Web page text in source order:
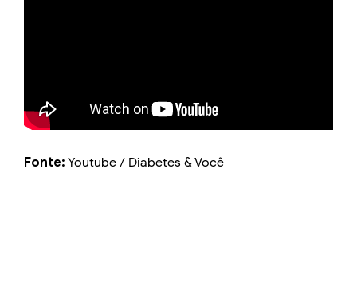
Fonte: Youtube / Diabetes & Você